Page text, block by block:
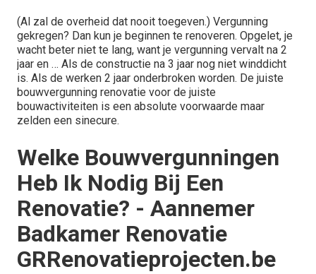
(Al zal de overheid dat nooit toegeven.) Vergunning
gekregen? Dan kun je beginnen te renoveren. Opgelet, je
wacht beter niet te lang, want je vergunning vervalt na 2
jaar en … Als de constructie na 3 jaar nog niet winddicht
is. Als de werken 2 jaar onderbroken worden. De juiste
bouwvergunning renovatie voor de juiste
bouwactiviteiten is een absolute voorwaarde maar
zelden een sinecure.
Welke Bouwvergunningen
Heb Ik Nodig Bij Een
Renovatie? - Aannemer
Badkamer Renovatie
GRRenovatieprojecten.be